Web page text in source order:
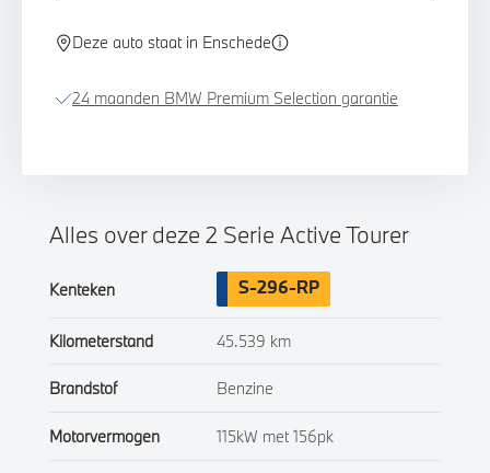
Deze auto staat in Enschede
24 maanden BMW Premium Selection garantie
Alles over deze 2 Serie Active Tourer
Kenteken S-296-RP
Kilometerstand 45.539 km
Brandstof Benzine
Motorvermogen 115kW met 156pk